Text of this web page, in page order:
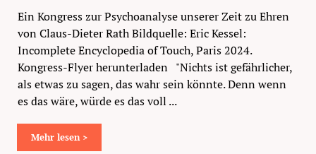
Ein Kongress zur Psychoanalyse unserer Zeit zu Ehren
von Claus-Dieter Rath Bildquelle: Eric Kessel:
Incomplete Encyclopedia of Touch, Paris 2024.
Kongress-Flyer herunterladen "Nichts ist gefährlicher,
als etwas zu sagen, das wahr sein könnte. Denn wenn
es das wäre, würde es das voll ...
Mehr lesen >